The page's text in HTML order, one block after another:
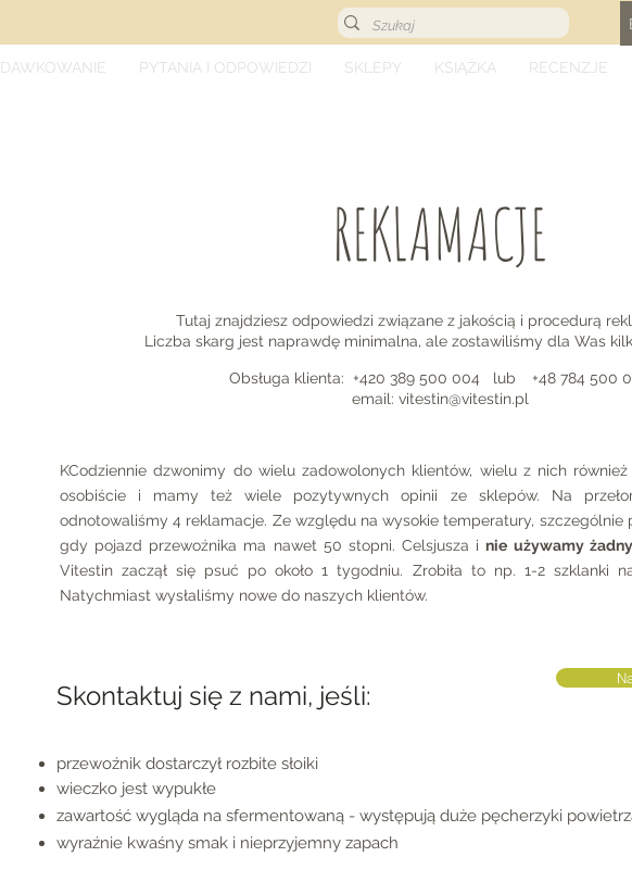
DAWKOWANIE PYTANIA I ODPOWIEDZI SKLEPY KSIĄŻKA RECENZJE
REKLAMACJE
Tutaj znajdziesz odpowiedzi związane z jakością i procedurą
Liczba skarg jest naprawdę minimalna, ale zostawiliśmy dla Was
Obsługa klienta: +420 389 500 004 lub
+48 784 500
email: vitestin@vitestin.pl
KCodziennie dzwonimy do wielu zadowolonych klientów, wielu z nich
osobiście i mamy też wiele pozytywnych opinii ze sklepów. Na
odnotowaliśmy 4 reklamacje. Ze względu na wysokie temperatury, szczególnie
gdy pojazd przewoźnika ma nawet 50 stopni. Celsjusza inie używamy
Vitestin zaczął się psuć po około 1 tygodniu. Zrobiła to np. 1-2 szklanki
Natychmiast wysłaliśmy nowe do naszych klientów.
Skontaktuj się z nami, jeśli:
przewoźnik dostarczył rozbite słoiki
wieczko jest wypukłe
zawartość wygląda na sfermentowaną - występują duże pęcherzyki
wyraźnie kwaśny smak i nieprzyjemny zapach